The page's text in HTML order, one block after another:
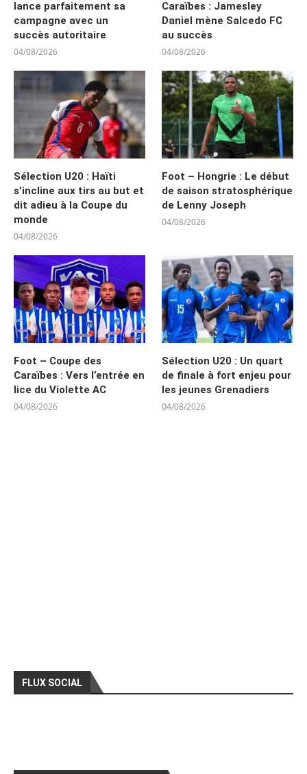
lance parfaitement sa
campagne avec un
succès autoritaire
04/08/2026
Caraïbes : Jamesley
Daniel mène Salcedo FC
au succès
04/08/2026
Sélection U20 : Haïti
s’incline aux tirs au but et
dit adieu à la Coupe du
monde
04/08/2026
Foot – Hongrie : Le début
de saison stratosphérique
de Lenny Joseph
04/08/2026
Foot – Coupe des
Caraïbes : Vers l’entrée en
lice du Violette AC
04/08/2026
Sélection U20 : Un quart
de finale à fort enjeu pour
les jeunes Grenadiers
04/08/2026
FLUX SOCIAL